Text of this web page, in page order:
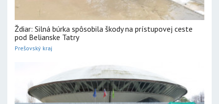
Ždiar: Silná búrka spôsobila škody na prístupovej ceste
pod Belianske Tatry
Prešovský kraj